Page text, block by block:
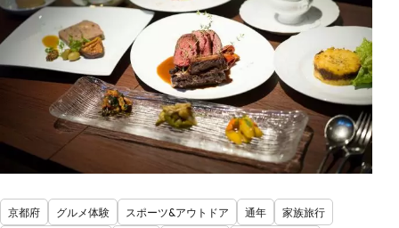
京都府 グルメ体験 スポーツ&アウトドア 通年
家族旅行